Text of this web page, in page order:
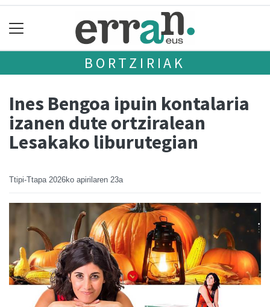
BORTZIRIAK
Ines Bengoa ipuin kontalaria
izanen dute ortziralean
Lesakako liburutegian
Ttipi-Ttapa 2026ko apirilaren 23a